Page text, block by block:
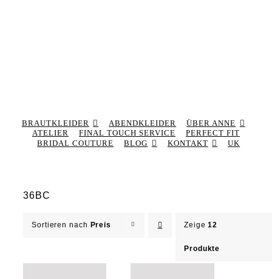
BRAUTKLEIDER ABENDKLEIDER
ÜBER ANNE
ATELIER
FINAL TOUCH SERVICE
PERFECT FIT
BRIDAL COUTURE
BLOG KONTAKT UK
36BC
Sortieren nach Preis Zeige12
Produkte